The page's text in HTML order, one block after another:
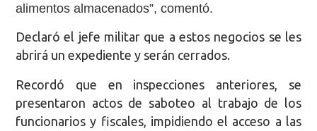
alimentos almacenados”, comentó.
Declaró el jefe militar que a estos negocios se les
abrirá un expediente y serán cerrados.
Recordó que en inspecciones anteriores, se
presentaron actos de saboteo al trabajo de los
funcionarios y fiscales, impidiendo el acceso a las